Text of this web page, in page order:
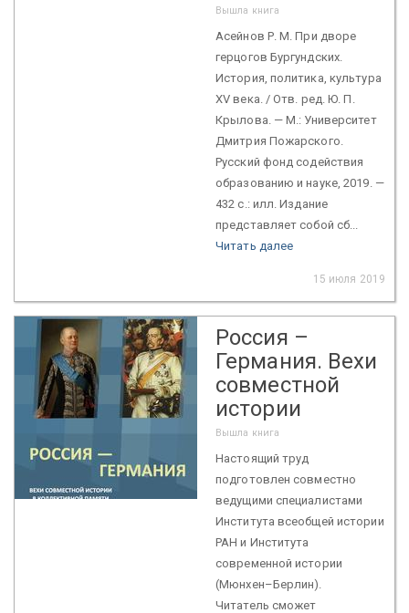
Вышла книга
Асейнов Р. М. При дворе
герцогов Бургундских.
История, политика, культура
XV века. / Отв. ред. Ю. П.
Крылова. — М.: Университет
Дмитрия Пожарского.
Русский фонд содействия
образованию и науке, 2019. —
432 с.: илл. Издание
представляет собой сб...
Читать далее
15 июля 2019
Россия –
Германия. Вехи
совместной
истории
Вышла книга
Настоящий труд
подготовлен совместно
ведущими специалистами
Института всеобщей истории
РАН и Института
современной истории
(Мюнхен–Берлин).
Читатель сможет